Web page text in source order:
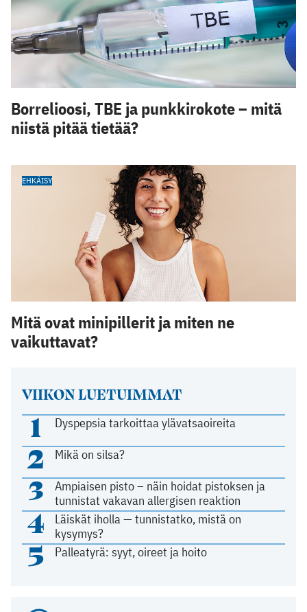
VIIKON LUETUIMMAT
1 Dyspepsia tarkoittaa ylävatsaoireita
2 Mikä on silsa?
3
Ampiaisen pisto – näin hoidat pistoksen ja
tunnistat vakavan allergisen reaktion
4
Läiskät iholla — tunnistatko, mistä on
kysymys?
5 Palleatyrä: syyt, oireet ja hoito
Borrelioosi, TBE ja punkkirokote – mitä
niistä pitää tietää?
EHKÄISY
Mitä ovat minipillerit ja miten ne
vaikuttavat?